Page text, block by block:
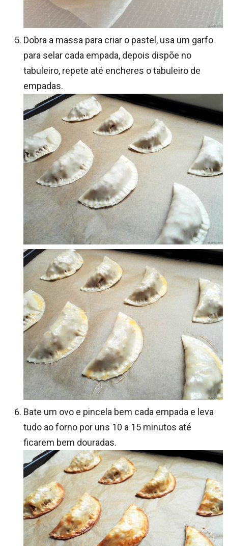
Dobra a massa para criar o pastel, usa um garfo
para selar cada empada, depois dispõe no
tabuleiro, repete até encheres o tabuleiro de
empadas.
Bate um ovo e pincela bem cada empada e leva
tudo ao forno por uns 10 a 15 minutos até
ficarem bem douradas.